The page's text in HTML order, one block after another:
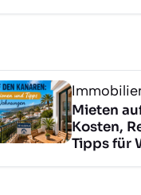
Mieten
Kosten,
Tipps für